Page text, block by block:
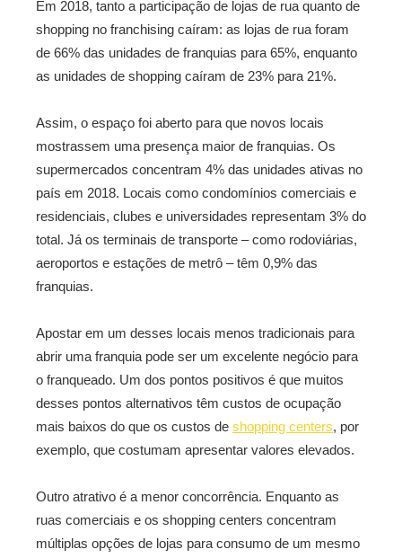
Em 2018, tanto a participação de lojas de rua quanto de
shopping no franchising caíram: as lojas de rua foram
de 66% das unidades de franquias para 65%, enquanto
as unidades de shopping caíram de 23% para 21%.
Assim, o espaço foi aberto para que novos locais
mostrassem uma presença maior de franquias. Os
supermercados concentram 4% das unidades ativas no
país em 2018. Locais como condomínios comerciais e
residenciais, clubes e universidades representam 3% do
total. Já os terminais de transporte – como rodoviárias,
aeroportos e estações de metrô – têm 0,9% das
franquias.
Apostar em um desses locais menos tradicionais para
abrir uma franquia pode ser um excelente negócio para
o franqueado. Um dos pontos positivos é que muitos
desses pontos alternativos têm custos de ocupação
mais baixos do que os custos de shopping centers, por
exemplo, que costumam apresentar valores elevados.
Outro atrativo é a menor concorrência. Enquanto as
ruas comerciais e os shopping centers concentram
múltiplas opções de lojas para consumo de um mesmo